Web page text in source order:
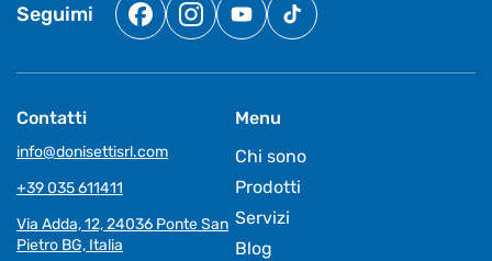
Seguimi
FacebookInstagram
YouTubeTikTok
Contatti
info@donisettisrl.com
+39 035 611411
Via Adda, 12, 24036 Ponte San
Pietro BG, Italia
Menu
Chi sono
Prodotti
Servizi
Blog